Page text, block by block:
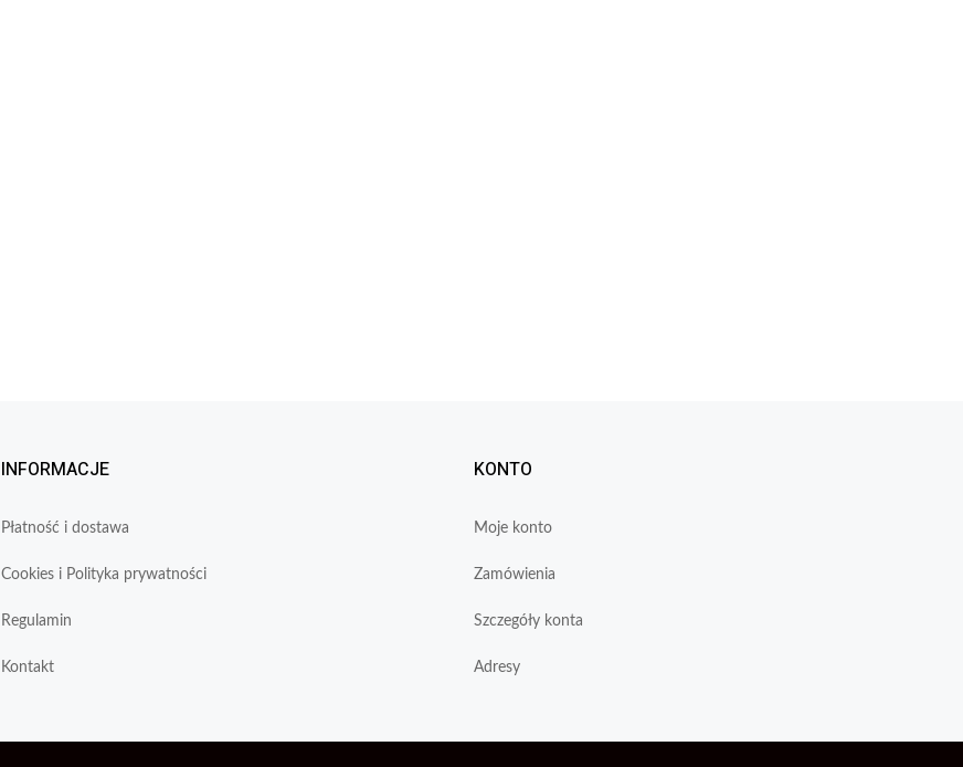
INFORMACJE
Płatność i dostawa
Cookies i Polityka prywatności
Regulamin
Kontakt
KONTO
Moje konto
Zamówienia
Szczegóły konta
Adresy